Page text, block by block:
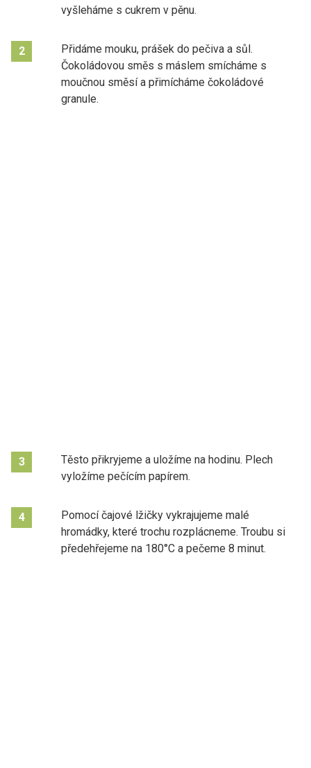
vyšleháme s cukrem v pěnu.
2
Přidáme mouku, prášek do pečiva a sůl.
Čokoládovou směs s máslem smícháme s
moučnou směsí a přimícháme čokoládové
granule.
3
Těsto přikryjeme a uložíme na hodinu. Plech
vyložíme pečícím papírem.
4
Pomocí čajové lžičky vykrajujeme malé
hromádky, které trochu rozplácneme. Troubu si
předehřejeme na 180°C a pečeme 8 minut.